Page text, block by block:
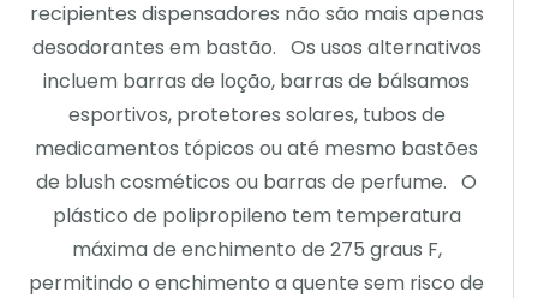
recipientes dispensadores não são mais apenas
desodorantes em bastão. Os usos alternativos
incluem barras de loção, barras de bálsamos
esportivos, protetores solares, tubos de
medicamentos tópicos ou até mesmo bastões
de blush cosméticos ou barras de perfume. O
plástico de polipropileno tem temperatura
máxima de enchimento de 275 graus F,
permitindo o enchimento a quente sem risco de